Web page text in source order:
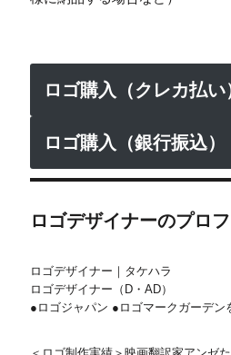
ロゴ購入（クレカ払い
ロゴ購入（銀行振込）
ロゴデザイナーのプロ
ロゴデザイナー｜タケハラ
ロゴデザイナー（D・AD）
●ロゴジャパン ●ロゴマークガーデン